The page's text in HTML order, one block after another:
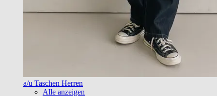
a/u Taschen Herren
Alle anzeigen